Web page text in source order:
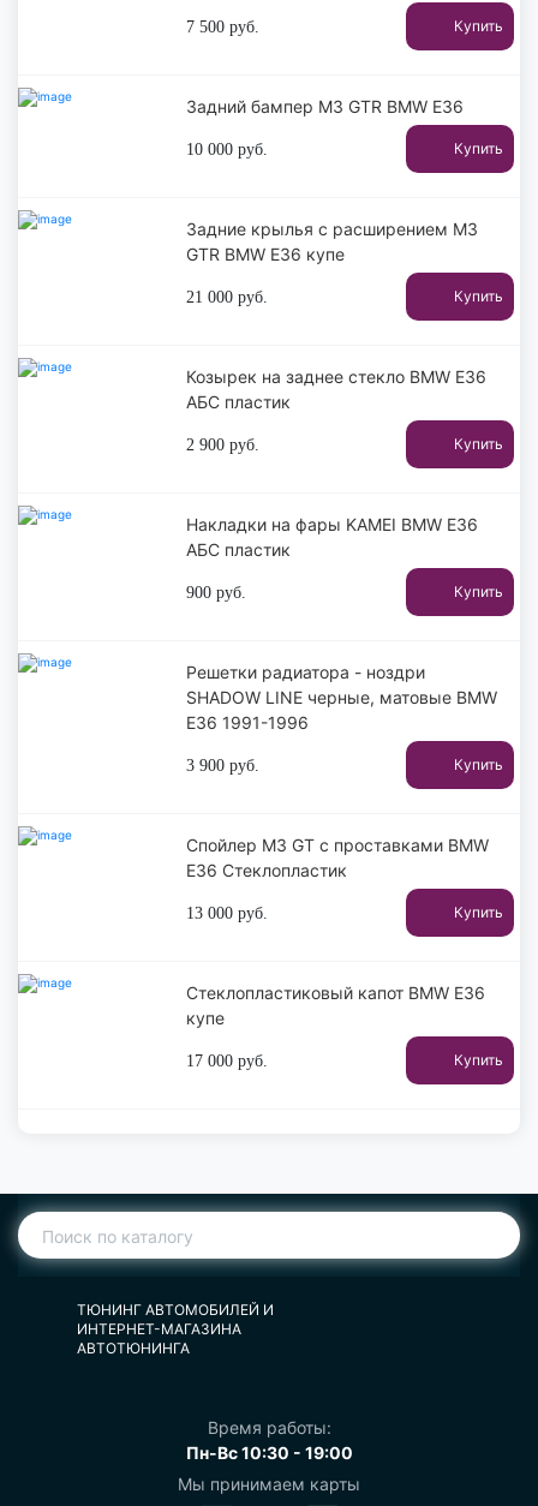
7 500 руб. Купить
Задний бампер M3 GTR BMW E36
10 000 руб. Купить
Задние крылья с расширением M3
GTR BMW E36 купе
21 000 руб. Купить
Козырек на заднее стекло BMW E36
АБС пластик
2 900 руб. Купить
Накладки на фары KAMEI BMW E36
АБС пластик
900 руб. Купить
Решетки радиатора - ноздри
SHADOW LINE черные, матовые BMW
E36 1991-1996
3 900 руб. Купить
Спойлер M3 GT с проставками BMW
E36 Стеклопластик
13 000 руб. Купить
Стеклопластиковый капот BMW E36
купе
17 000 руб. Купить
ТЮНИНГ АВТОМОБИЛЕЙ И
ИНТЕРНЕТ-МАГАЗИНА
АВТОТЮНИНГА
Время работы:
Пн-Вс 10:30 - 19:00
Мы принимаем карты